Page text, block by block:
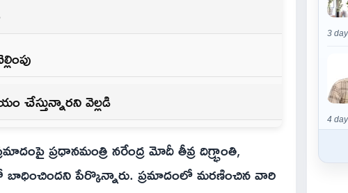
చేస్తున్నారని వెల్లడి
ప్రధానమంత్రి నరేంద్ర మోదీ తీవ్ర దిగ్భ్రాంతి,
బాధించిందని పేర్కొన్నారు. ప్రమాదంలో మరణించిన వారి
3
4